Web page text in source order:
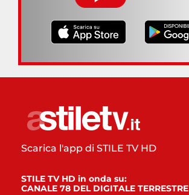
Scarica l'app di STILE TV HD
STILE TV HD in onda su:
CANALE 78 DEL DIGITALE TERRESTRE